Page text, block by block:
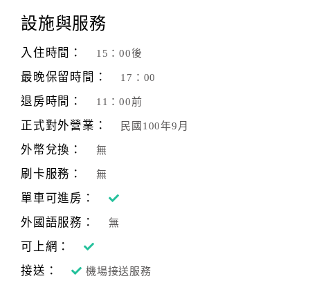
顧
客
滿
度
訂
單
理
會
員
戶
設施與服務
入住時間： 15：00後
最晚保留時間： 17：00
退房時間： 11：00前
正式對外營業： 民國100年9月
外幣兌換： 無
刷卡服務： 無
單車可進房：
外國語服務：
無
可上網：
接送：
機場接送服務